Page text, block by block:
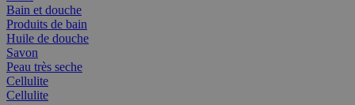
Bain et douche
Produits de bain
Huile de douche
Savon
Peau très seche
Cellulite
Cellulite